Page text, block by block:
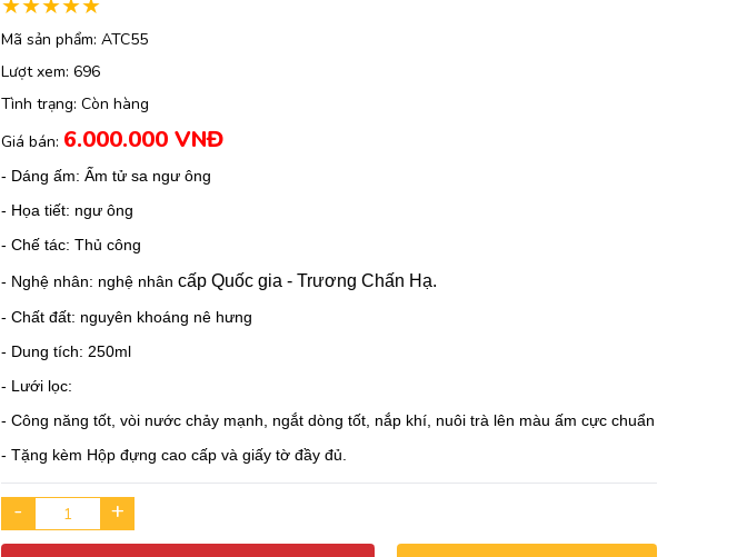
Mã sản phẩm: ATC55
Lượt xem: 696
Tình trạng: Còn hàng
Giá bán: 6.000.000 VNĐ
- Dáng ấm: Ấm tử sa ngư ông
- Họa tiết: ngư ông
- Chế tác: Thủ công
- Nghệ nhân: nghệ nhân cấp Quốc gia - Trương Chấn Hạ.
- Chất đất: nguyên khoáng nê hưng
- Dung tích: 250ml
- Lưới lọc:
- Công năng tốt, vòi nước chảy mạnh, ngắt dòng tốt, nắp khí, nuôi trà lên màu ấm cực chuẩn
- Tặng kèm Hộp đựng cao cấp và giấy tờ đầy đủ.
- +